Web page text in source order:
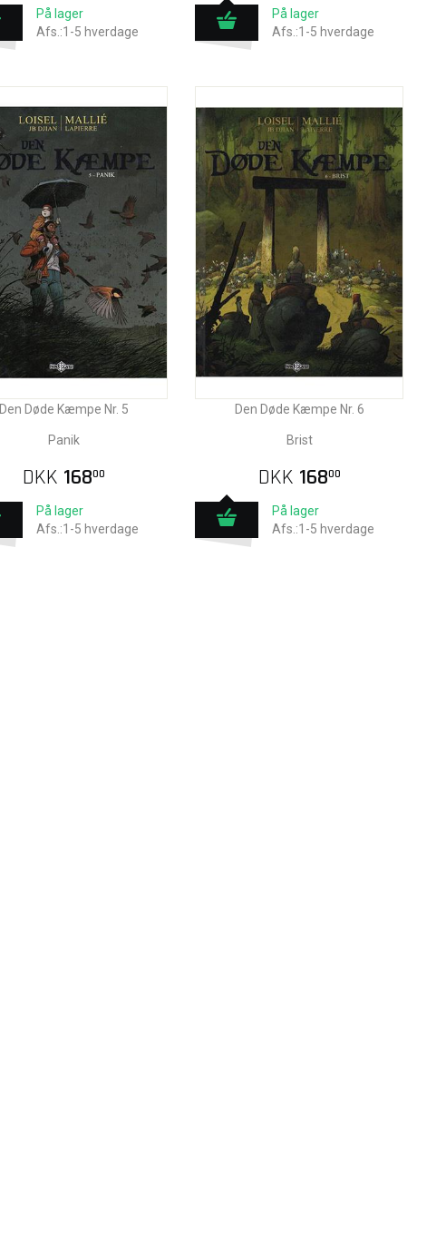
På lager
Afs.:1-5 hverdage
På lager
Afs.:1-5 hverdage
Den Døde Kæmpe Nr. 5
Panik
DKK 16800
På lager
Afs.:1-5 hverdage
Den Døde Kæmpe Nr. 6
Brist
DKK 16800
På lager
Afs.:1-5 hverdage